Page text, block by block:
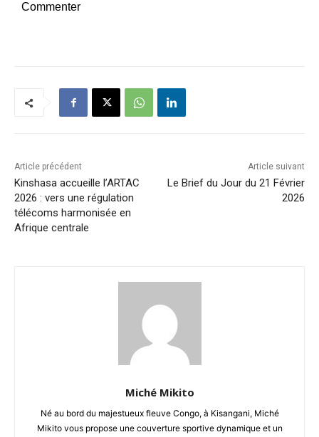
Commenter
Article précédent
Kinshasa accueille l’ARTAC
2026 : vers une régulation
télécoms harmonisée en
Afrique centrale
Article suivant
Le Brief du Jour du 21 Février
2026
Miché Mikito
Né au bord du majestueux fleuve Congo, à Kisangani, Miché
Mikito vous propose une couverture sportive dynamique et un